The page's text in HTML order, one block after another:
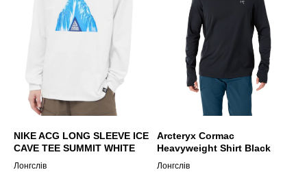
NIKE ACG LONG SLEEVE ICE
CAVE TEE SUMMIT WHITE
Лонгслів
Arcteryx Cormac
Heavyweight Shirt Black
Лонгслів